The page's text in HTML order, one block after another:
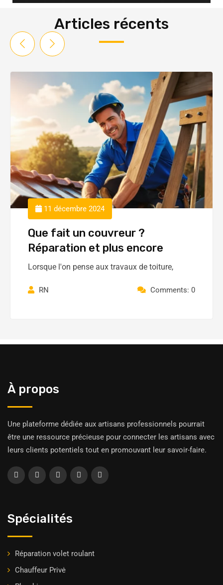
Articles récents
11 décembre 2024
Que fait un couvreur ?
Réparation et plus encore
Lorsque l'on pense aux travaux de toiture,
RN Comments: 0
À propos
Une plateforme dédiée aux artisans professionnels pourrait
être une ressource précieuse pour connecter les artisans avec
leurs clients potentiels tout en promouvant leur savoir-faire.
Spécialités
Réparation volet roulant
Chauffeur Privė